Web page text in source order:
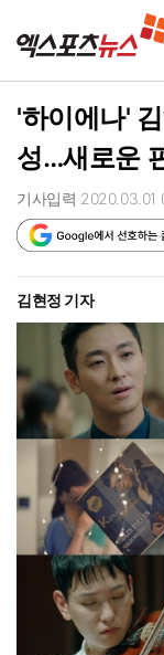
'하이에나'
성…새로운
기사입력 2020.03.01
김현정 기자